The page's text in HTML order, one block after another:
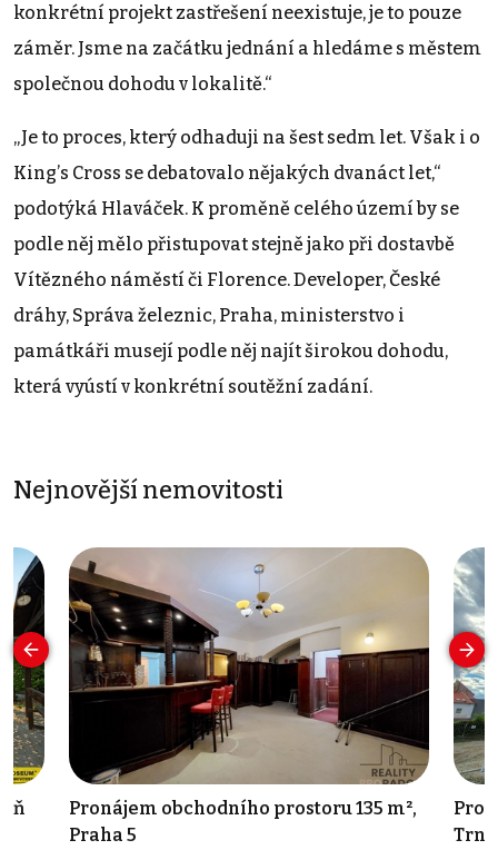
konkrétní projekt zastřešení neexistuje, je to pouze
záměr. Jsme na začátku jednání a hledáme s městem
společnou dohodu v lokalitě.“
„Je to proces, který odhaduji na šest sedm let. Však i o
Kingʼs Cross se debatovalo nějakých dvanáct let,“
podotýká Hlaváček. K proměně celého území by se
podle něj mělo přistupovat stejně jako při dostavbě
Vítězného náměstí či Florence. Developer, České
dráhy, Správa železnic, Praha, ministerstvo i
památkáři musejí podle něj najít širokou dohodu,
která vyústí v konkrétní soutěžní zadání.
Nejnovější nemovitosti
Pronájem obchodního prostoru 135 m²,
Praha 5